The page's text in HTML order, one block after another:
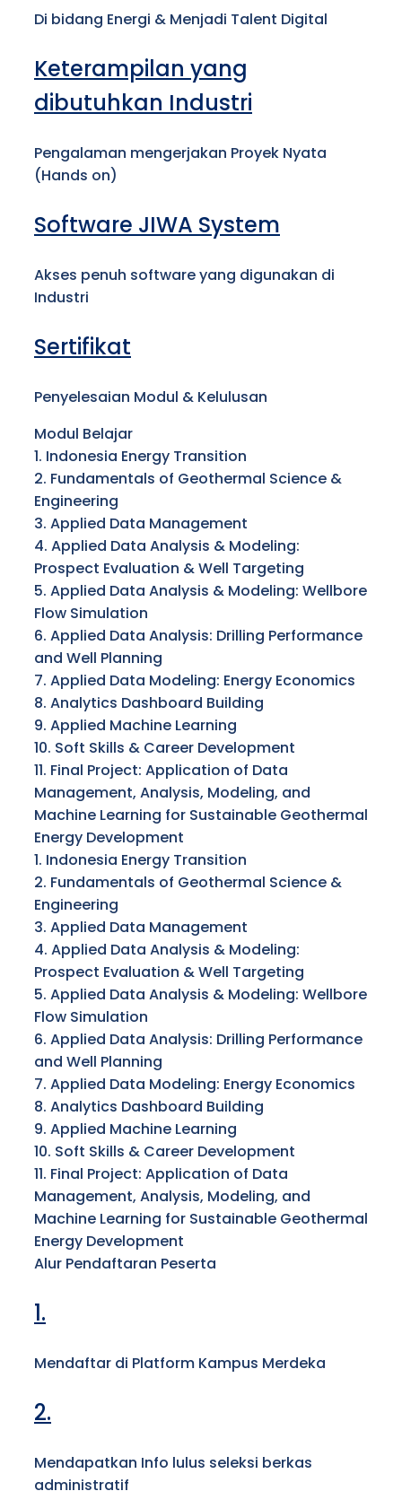
Di bidang Energi & Menjadi Talent Digital
Keterampilan yang
dibutuhkan Industri
Pengalaman mengerjakan Proyek Nyata
(Hands on)
Software JIWA System
Akses penuh software yang digunakan di
Industri
Sertifikat
Penyelesaian Modul & Kelulusan
Modul Belajar
1. Indonesia Energy Transition
2. Fundamentals of Geothermal Science &
Engineering
3. Applied Data Management
4. Applied Data Analysis & Modeling:
Prospect Evaluation & Well Targeting
5. Applied Data Analysis & Modeling: Wellbore
Flow Simulation
6. Applied Data Analysis: Drilling Performance
and Well Planning
7. Applied Data Modeling: Energy Economics
8. Analytics Dashboard Building
9. Applied Machine Learning
10. Soft Skills & Career Development
11. Final Project: Application of Data
Management, Analysis, Modeling, and
Machine Learning for Sustainable Geothermal
Energy Development
1. Indonesia Energy Transition
2. Fundamentals of Geothermal Science &
Engineering
3. Applied Data Management
4. Applied Data Analysis & Modeling:
Prospect Evaluation & Well Targeting
5. Applied Data Analysis & Modeling: Wellbore
Flow Simulation
6. Applied Data Analysis: Drilling Performance
and Well Planning
7. Applied Data Modeling: Energy Economics
8. Analytics Dashboard Building
9. Applied Machine Learning
10. Soft Skills & Career Development
11. Final Project: Application of Data
Management, Analysis, Modeling, and
Machine Learning for Sustainable Geothermal
Energy Development
Alur Pendaftaran Peserta
1.
Mendaftar di Platform Kampus Merdeka
2.
Mendapatkan Info lulus seleksi berkas
administratif